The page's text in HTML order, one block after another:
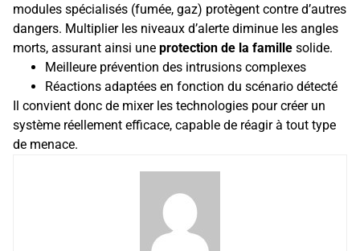
modules spécialisés (fumée, gaz) protègent contre d’autres
dangers. Multiplier les niveaux d’alerte diminue les angles
morts, assurant ainsi une protection de la famille solide.
Meilleure prévention des intrusions complexes
Réactions adaptées en fonction du scénario détecté
Il convient donc de mixer les technologies pour créer un
système réellement efficace, capable de réagir à tout type
de menace.